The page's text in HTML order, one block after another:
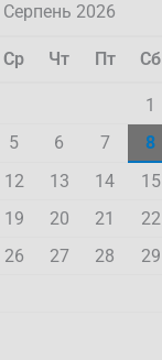
Серпень 2026
Ср Чт Пт Сб
1
5 6 7 8
12 13 14 15
19 20 21 22
26 27 28 29